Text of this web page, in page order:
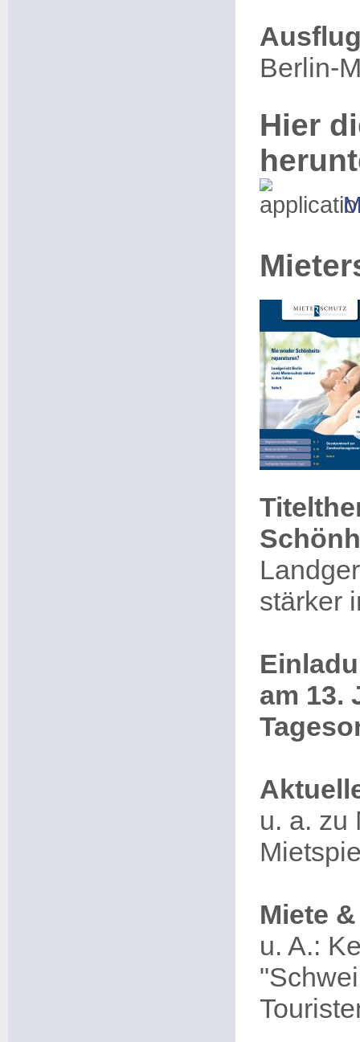
Berlin-
Hier
stärker
am 13.
u. a. zu
Miete
u. A.: